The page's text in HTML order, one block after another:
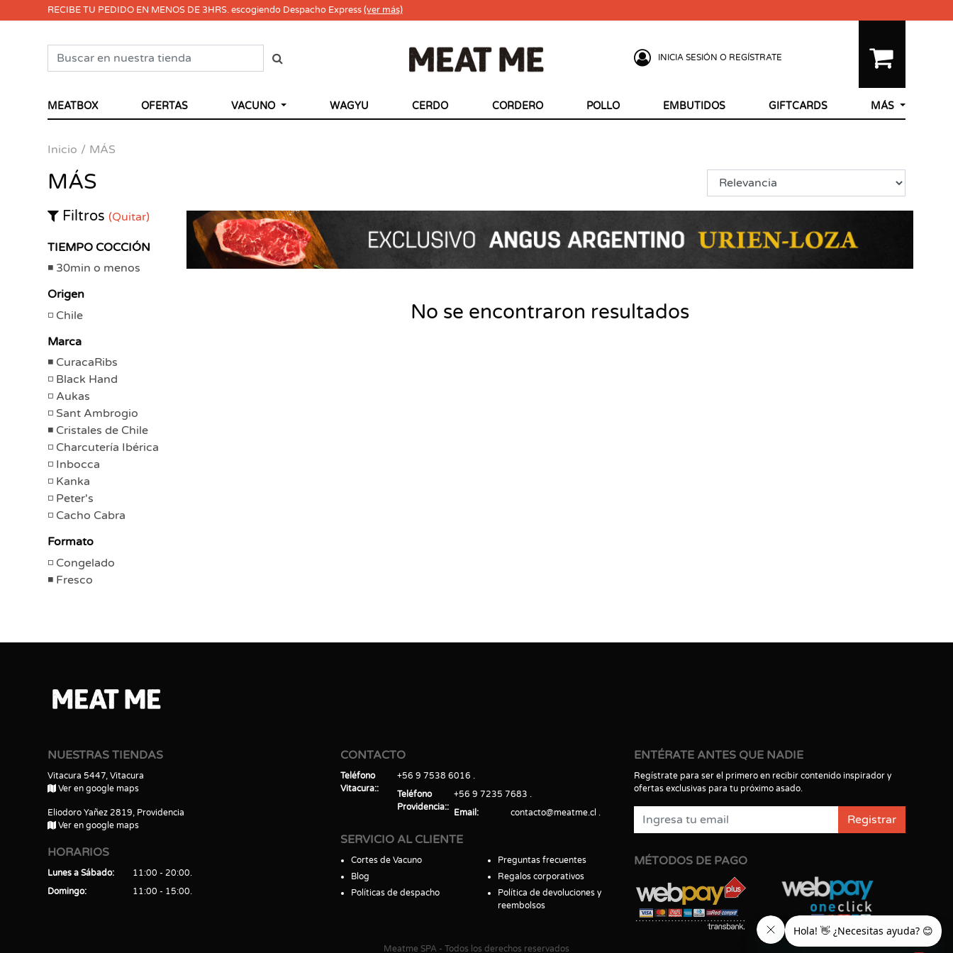
RECIBE TU PEDIDO EN MENOS DE 3HRS. escogiendo Despacho Express(ver más)
INICIA SESIÓN O REGÍSTRATE
MEATBOX OFERTAS VACUNO WAGYU CERDO CORDERO POLLO EMBUTIDOS GIFTCARDS MÁS
Inicio MÁS
MÁS
Filtros (Quitar)
TIEMPO COCCIÓN
30min o menos
Origen
Chile
Marca
CuracaRibs
Black Hand
Aukas
Sant Ambrogio
Cristales de Chile
Charcutería Ibérica
Inbocca
Kanka
Peter's
Cacho Cabra
Formato
Congelado
Fresco
No se encontraron resultados
NUESTRAS TIENDAS
Vitacura 5447, Vitacura
Ver en google maps
Eliodoro Yañez 2819, Providencia
Ver en google maps
HORARIOS
Lunes a Sábado
11:00 - 20:00
Domingo
11:00 - 15:00
CONTACTO
Teléfono
Vitacura:
+56 9 7538 6016
Teléfono
Providencia:
+56 9 7235 7683
Email
contacto@meatme.cl
SERVICIO AL CLIENTE
Cortes de Vacuno
Blog
Políticas de despacho
Preguntas frecuentes
Regalos corporativos
Política de devoluciones y
reembolsos
ENTÉRATE ANTES QUE NADIE
Regístrate para ser el primero en recibir contenido inspirador y
ofertas exclusivas para tu próximo asado.
Registrar
MÉTODOS DE PAGO
Meatme SPA - Todos los derechos reservados